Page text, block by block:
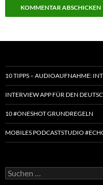
10 TIPPS – AUDIOAUFNAHME:
INTERVIEW APP FÜR DEN
10 #ONESHOT GRUNDREGELN
MOBILES PODCASTSTUDIO
Suchen
nach: